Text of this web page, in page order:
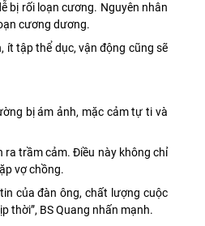
bị rối loạn cương. Nguyên nhân
cương dương.
ít tập thể dục, vận động cũng sẽ
bị ám ảnh, mặc cảm tự ti và
ra trầm cảm. Điều này không chỉ
vợ chồng.
của đàn ông, chất lượng cuộc
thời”, BS Quang nhấn mạnh.